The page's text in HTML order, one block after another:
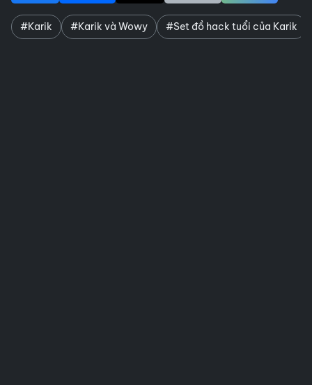
#Karik #Karik và Wowy #Set đồ hack tuổi của Karik